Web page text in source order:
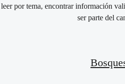
leer por tema, encontrar información
ser parte del